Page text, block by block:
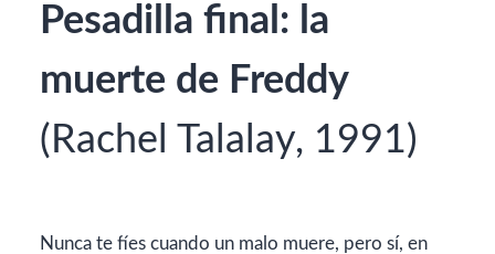
Pesadilla final: la
muerte de Freddy
(Rachel Talalay, 1991)
Nunca te fíes cuando un malo muere, pero sí, en